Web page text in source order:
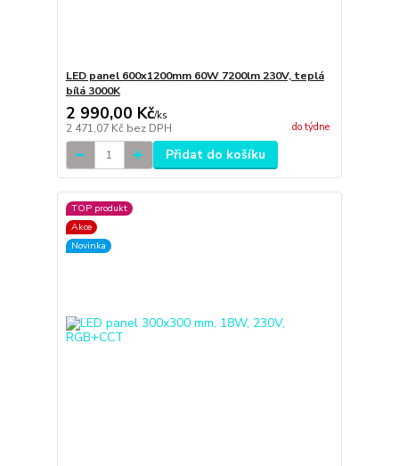
LED panel 600x1200mm 60W 7200lm 230V, teplá
bílá 3000K
2 990,00 Kč/ks
2 471,07 Kč bez DPH do týdne
Přidat do košíku
TOP produkt
Akce
Novinka